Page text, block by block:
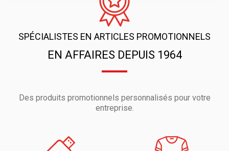
SPÉCIALISTES EN ARTICLES PROMOTIONNELS
EN AFFAIRES DEPUIS 1964
Des produits promotionnels personnalisés pour votre
entreprise.